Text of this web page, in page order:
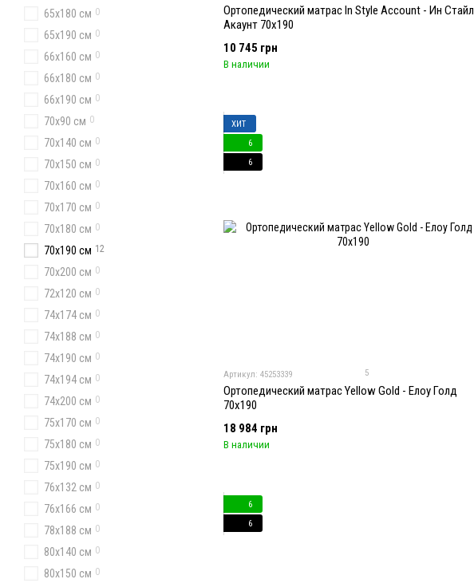
Ортопедический матрас In Style Account - Ин Стайл
Акаунт 70x190
10 745 грн
В наличии
ХИТ
6
6
Артикул: 45253339 5
Ортопедический матрас Yellow Gold - Елоу Голд
70x190
18 984 грн
В наличии
6
6
65x180 см 0
65х190 см 0
66x160 см 0
66х180 см 0
66х190 см 0
70х90 см 0
70x140 см 0
70x150 см 0
70x160 см 0
70х170 см 0
70x180 см 0
70x190 см 12
70x200 см 0
72x120 см 0
74х174 см 0
74x188 см 0
74х190 см 0
74x194 см 0
74x200 см 0
75х170 см 0
75х180 см 0
75х190 см 0
76x132 см 0
76x166 см 0
78х188 см 0
80х140 см 0
80x150 см 0